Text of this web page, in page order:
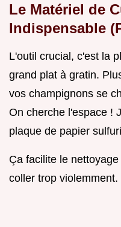
Le Matériel de
Indispensable
L'outil crucial, c'est la
grand plat à gratin.
vos champignons se
On cherche l'espace !
plaque de papier
Ça facilite le
coller trop violemment.